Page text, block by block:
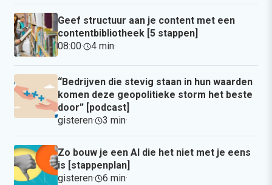
Geef structuur aan je content met een
contentbibliotheek [5 stappen]
08:00· 4 min·
“Bedrijven die stevig staan in hun waarden
komen deze geopolitieke storm het beste
door” [podcast]
gisteren· 3 min·
Zo bouw je een AI die het niet met je eens
is [stappenplan]
gisteren· 6 min·